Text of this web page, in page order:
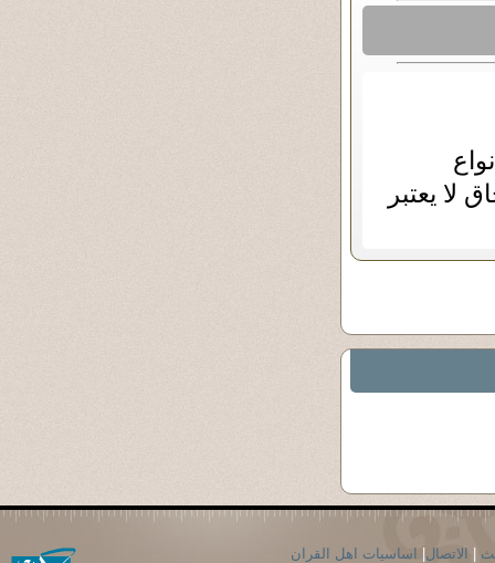
لا يعتبر
| الاتصال| اساسيات اهل القران